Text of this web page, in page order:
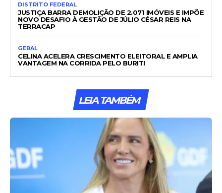
DISTRITO FEDERAL
JUSTIÇA BARRA DEMOLIÇÃO DE 2.071 IMÓVEIS E IMPÕE
NOVO DESAFIO À GESTÃO DE JÚLIO CÉSAR REIS NA
TERRACAP
GERAL
CELINA ACELERA CRESCIMENTO ELEITORAL E AMPLIA
VANTAGEM NA CORRIDA PELO BURITI
LEIA TAMBÉM